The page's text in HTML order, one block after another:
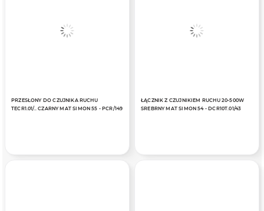
PRZESŁONY DO CZUJNIKA RUCHU
TECR1.01/.. CZARNY MAT SIMON 55 - PCR/149
ŁĄCZNIK Z CZUJNIKIEM RUCHU 20-500W
SREBRNY MAT SIMON 54 - DCR10T.01/43